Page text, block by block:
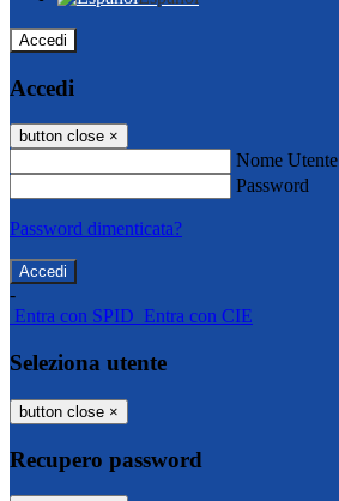
Accedi
Accedi
button close ×
Nome Utente
Password
Password dimenticata?
-
Entra con SPID Entra con CIE
Seleziona utente
button close ×
Recupero password